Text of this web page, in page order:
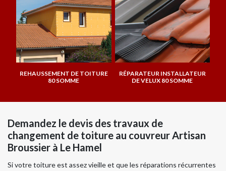
REHAUSSEMENT DE TOITURE
80 SOMME
RÉPARATEUR INSTALLATEUR
DE VELUX 80 SOMME
Demandez le devis des travaux de
changement de toiture au couvreur Artisan
Broussier à Le Hamel
Si votre toiture est assez vieille et que les réparations récurrentes